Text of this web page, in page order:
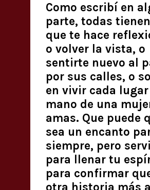
Como escribí en
parte, todas
que te hace
o volver la vista, o
sentirte nuevo al
por sus calles, o
en vivir cada lugar
mano de una
amas. Que puede
sea un encanto
siempre, pero
para llenar tu
para confirmar